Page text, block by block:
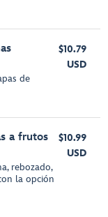
de
$10.79
USD
a frutos
rebozado,
la opción
$10.99
USD